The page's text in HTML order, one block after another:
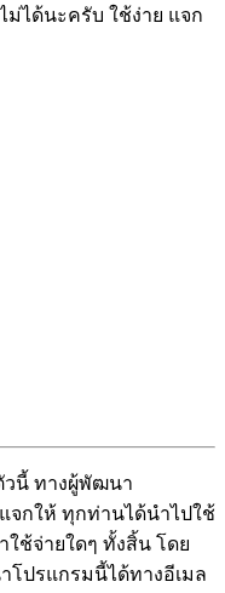
ม่ได้นะครับ ใช้ง่าย แจก
วนี้ ทางผู้พัฒนา
แจกให้ ทุกท่านได้นำไปใช้
ใช้จ่ายใดๆ ทั้งสิ้น โดย
ปรแกรมนี้ได้ทางอีเมล